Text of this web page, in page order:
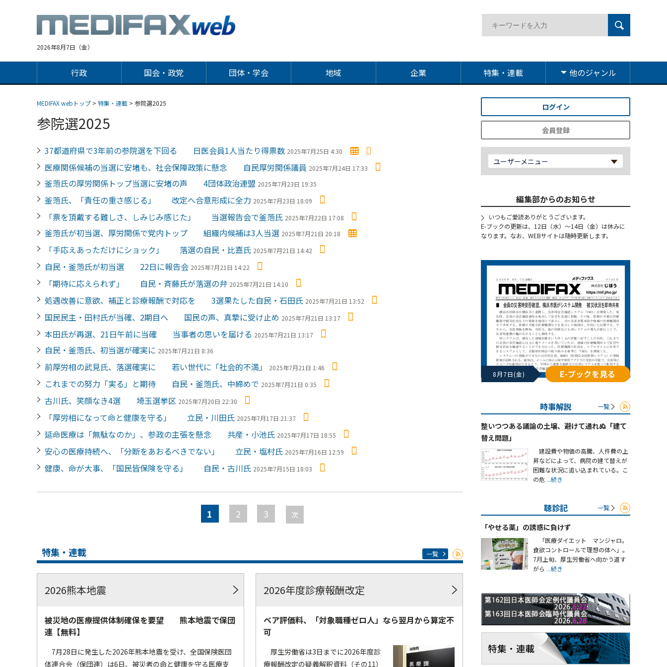
2026年8月7日（金）
行政 国会・政党 団体・学会 地域 企業 特集・連載 他のジャンル
MEDIFAX webトップ > 特集・連載 > 参院選2025
参院選2025
37都道府県で3年前の参院選を下回る 日医会員1人当たり得票数 2025年7月25日 4:30
医療関係候補の当選に安堵も、社会保障政策に懸念 自民厚労関係議員 2025年7月24日 17:33
釜萢氏の厚労関係トップ当選に安堵の声 4団体政治連盟 2025年7月23日 19:35
釜萢氏、「責任の重さ感じる」 改定へ合意形成に全力 2025年7月23日 18:09
「票を頂戴する難しさ、しみじみ感じた」 当選報告会で釜萢氏 2025年7月22日 17:08
釜萢氏が初当選、厚労関係で党内トップ 組織内候補は3人当選 2025年7月21日 20:18
「手応えあっただけにショック」 落選の自民・比嘉氏 2025年7月21日 14:42
自民・釜萢氏が初当選 22日に報告会 2025年7月21日 14:22
「期待に応えられず」 自民・斉藤氏が落選の弁 2025年7月21日 14:10
処遇改善に意欲、補正と診療報酬で対応を 3選果たした自民・石田氏 2025年7月21日 13:52
国民民主・田村氏が当確、2期目へ 国民の声、真摯に受け止め 2025年7月21日 13:17
本田氏が再選、21日午前に当確 当事者の思いを届ける 2025年7月21日 13:17
自民・釜萢氏、初当選が確実に 2025年7月21日 8:36
前厚労相の武見氏、落選確実に 若い世代に「社会的不満」 2025年7月21日 1:46
これまでの努力「実る」と期待 自民・釜萢氏、中締めで 2025年7月21日 0:35
古川氏、笑顔なき4選 埼玉選挙区 2025年7月20日 22:30
「厚労相になって命と健康を守る」 立民・川田氏 2025年7月17日 21:37
延命医療は「無駄なのか」、参政の主張を懸念 共産・小池氏 2025年7月17日 18:55
安心の医療持続へ、「分断をあおるべきでない」 立民・塩村氏 2025年7月16日 12:59
健康、命が大事、「国民皆保険を守る」 自民・古川氏 2025年7月15日 18:03
ペ
1 2 3 次
特集・連載 一覧
2026熊本地震
被災地の医療提供体制確保を要望 熊本地震で保団
連【無料】
7月28日に発生した2026年熊本地震を受け、全国保険医団
体連合会（保団連）は6日、被災者の命と健康を守る医療支
2026年度診療報酬改定
ベア評価料、「対象職種ゼロ人」なら翌月から算定不
可
厚生労働省は3日までに2026年度診
療報酬改定の疑義解釈資料（その11）
ログイン
会員登録
ユーザーメニュー
編集部からのお知らせ
いつもご愛読ありがとうございます。
E-ブックの更新は、12日（水）～14日（金）は休みに
なります。なお、WEBサイトは随時更新します。
8月7日(金) E-ブックを見る
時事解説 一覧
整いつつある議論の土壌、避けて通れぬ「建て
替え問題」
建設費や物価の高騰、人件費の上
昇などによって、病院の建て替えが
困難な状況に追い込まれている。こ
の危 ...続き
聴診記 一覧
「やせる薬」の誘惑に負けず
「医療ダイエット マンジャロ。
食欲コントロールで理想の体へ」。
7月上旬、厚生労働省へ向かう道す
がら ...続き